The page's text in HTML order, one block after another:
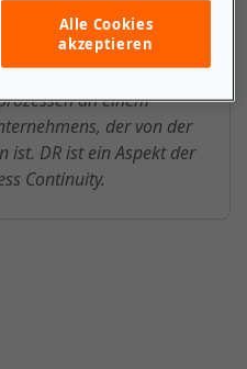
können Teil des Disaster-
sein. DR beruht
von Daten und der
an einem
der von der
ist. DR ist ein Aspekt der
Continuity.
Alle Cookies
akzeptieren